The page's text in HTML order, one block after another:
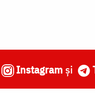
Instagram și